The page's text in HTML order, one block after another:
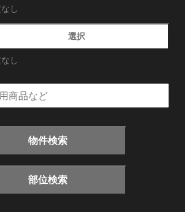
し
選択
し
物件検索
部位検索